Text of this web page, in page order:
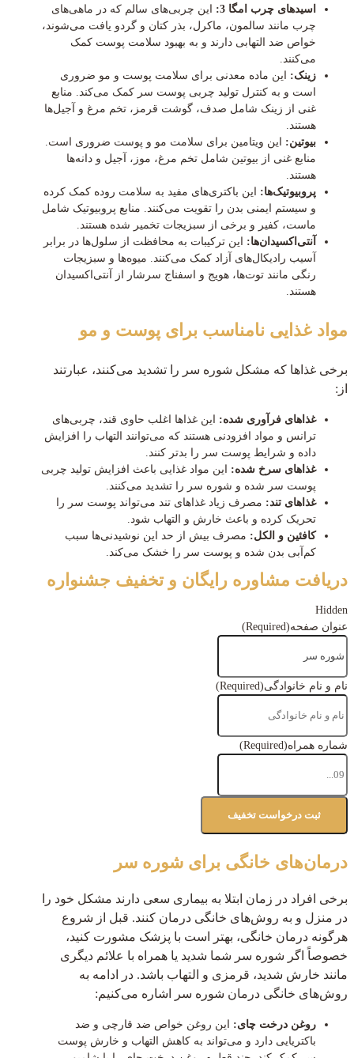
اسیدهای چرب امگا 3:
این چربی‌های سالم که در ماهی‌های
چرب مانند سالمون، ماکرل، بذر کتان و گردو یافت می‌شوند،
خواص ضد التهابی دارند و به بهبود سلامت پوست کمک
می‌کنند.
زینک: این ماده معدنی برای سلامت پوست و مو ضروری
است و به کنترل تولید چربی پوست سر کمک می‌کند. منابع
غنی از زینک شامل صدف، گوشت قرمز، تخم مرغ و آجیل‌ها
هستند.
بیوتین: این ویتامین برای سلامت مو و پوست ضروری است.
منابع غنی از بیوتین شامل تخم مرغ، موز، آجیل و دانه‌ها
هستند.
پروبیوتیک‌ها: این باکتری‌های مفید به سلامت روده کمک کرده
و سیستم ایمنی بدن را تقویت می‌کنند. منابع پروبیوتیک شامل
ماست، کفیر و برخی از سبزیجات تخمیر شده هستند.
آنتی‌اکسیدان‌ها: این ترکیبات به محافظت از سلول‌ها در برابر
آسیب رادیکال‌های آزاد کمک می‌کنند. میوه‌ها و سبزیجات
رنگی مانند توت‌ها، هویج و اسفناج سرشار از آنتی‌اکسیدان
هستند.
مواد غذایی نامناسب برای پوست و مو
برخی غذاها که مشکل شوره سر را تشدید می‌کنند، عبارتند
از:
غذاهای فرآوری شده: این غذاها اغلب حاوی قند، چربی‌های
ترانس و مواد افزودنی هستند که می‌توانند التهاب را افزایش
داده و شرایط پوست سر را بدتر کنند.
غذاهای سرخ شده: این مواد غذایی باعث افزایش تولید چربی
پوست سر شده و شوره سر را تشدید می‌کنند.
غذاهای تند: مصرف زیاد غذاهای تند می‌تواند پوست سر را
تحریک کرده و باعث خارش و التهاب شود.
کافئین و الکل: مصرف بیش از حد این نوشیدنی‌ها سبب
کم‌آبی بدن شده و پوست سر را خشک می‌کند.
دریافت مشاوره رایگان و تخفیف جشنواره
Hidden
عنوان صفحه(Required)
نام و نام خانوادگی(Required)
شماره همراه(Required)
درمان‌های خانگی برای شوره سر
برخی افراد در زمان ابتلا به بیماری سعی دارند مشکل خود را
در منزل و به روش‌های خانگی درمان کنند. قبل از شروع
هرگونه درمان خانگی، بهتر است با پزشک مشورت کنید،
خصوصاً اگر شوره سر شما شدید یا همراه با علائم دیگری
مانند خارش شدید، قرمزی و التهاب باشد. در ادامه به
روش‌های خانگی درمان شوره سر اشاره می‌کنیم:
روغن درخت چای: این روغن خواص ضد قارچی و ضد
باکتریایی دارد و می‌تواند به کاهش التهاب و خارش پوست